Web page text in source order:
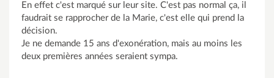
En effet c'est marqué sur leur site. C'est pas normal ça, il
faudrait se rapprocher de la Marie, c'est elle qui prend la
décision.
Je ne demande 15 ans d'exonération, mais au moins les
deux premières années seraient sympa.